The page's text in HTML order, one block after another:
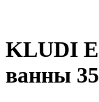
KLUDI
ванны